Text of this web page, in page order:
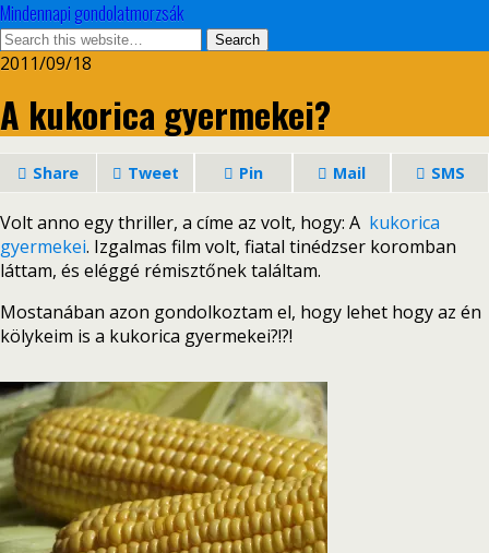
Mindennapi gondolatmorzsák
2011/09/18
A kukorica gyermekei?
Share Tweet Pin Mail SMS
Volt anno egy thriller, a címe az volt, hogy: A kukorica
gyermekei. Izgalmas film volt, fiatal tinédzser koromban
láttam, és eléggé rémisztőnek találtam.
Mostanában azon gondolkoztam el, hogy lehet hogy az én
kölykeim is a kukorica gyermekei?!?!